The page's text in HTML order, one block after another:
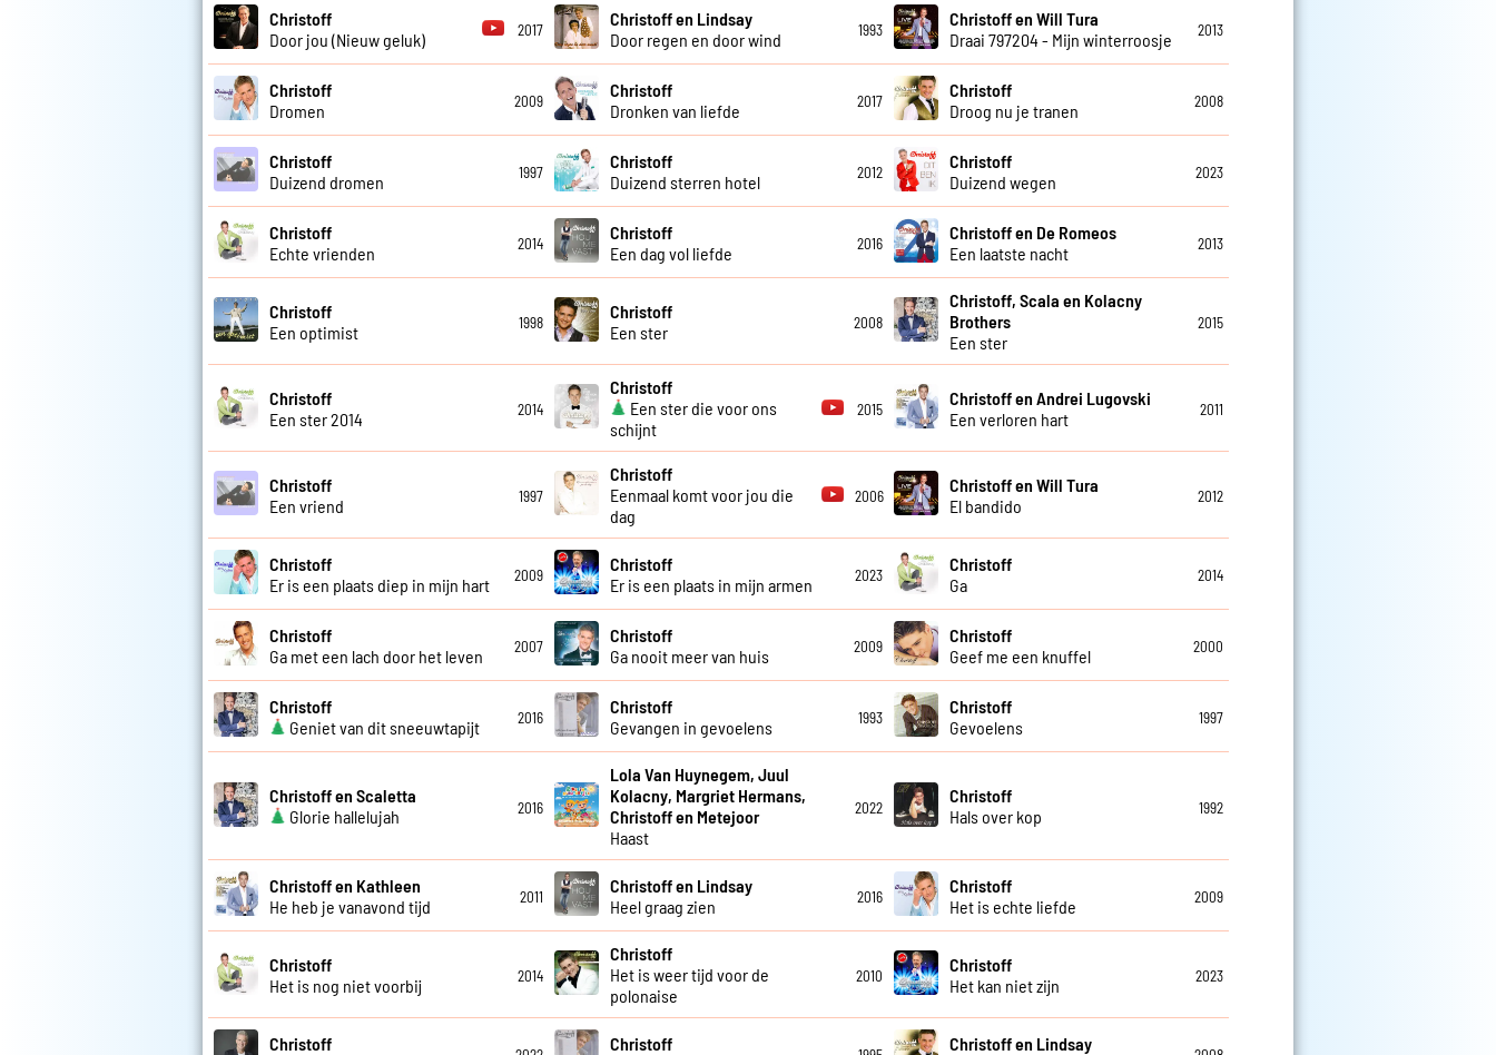
Christoff
Door jou (Nieuw geluk)
2017
Christoff en Lindsay
Door regen en door wind
1993
Christoff en Will Tura
Draai 797204 - Mijn winterroosje
2013
Christoff
Dromen
2009
Christoff
Dronken van liefde
2017
Christoff
Droog nu je tranen
2008
Christoff
Duizend dromen
1997
Christoff
Duizend sterren hotel
2012
Christoff
Duizend wegen
2023
Christoff
Echte vrienden
2014
Christoff
Een dag vol liefde
2016
Christoff en De Romeos
Een laatste nacht
2013
Christoff
Een optimist
1998
Christoff
Een ster
2008
Christoff, Scala en Kolacny
Brothers
Een ster
2015
Christoff
Een ster 2014
2014
Christoff
Een ster die voor ons
schijnt
2015
Christoff en Andrei Lugovski
Een verloren hart
2011
Christoff
Een vriend
1997
Christoff
Eenmaal komt voor jou die
dag
2006
Christoff en Will Tura
El bandido
2012
Christoff
Er is een plaats diep in mijn hart
2009
Christoff
Er is een plaats in mijn armen
2023
Christoff
Ga
2014
Christoff
Ga met een lach door het leven
2007
Christoff
Ga nooit meer van huis
2009
Christoff
Geef me een knuffel
2000
Christoff
Geniet van dit sneeuwtapijt
2016
Christoff
Gevangen in gevoelens
1993
Christoff
Gevoelens
1997
Christoff en Scaletta
Glorie hallelujah
2016
Lola Van Huynegem, Juul
Kolacny, Margriet Hermans,
Christoff en Metejoor
Haast
2022
Christoff
Hals over kop
1992
Christoff en Kathleen
He heb je vanavond tijd
2011
Christoff en Lindsay
Heel graag zien
2016
Christoff
Het is echte liefde
2009
Christoff
Het is nog niet voorbij
2014
Christoff
Het is weer tijd voor de
polonaise
2010
Christoff
Het kan niet zijn
2023
Christoff
Christoff
Christoff en Lindsay